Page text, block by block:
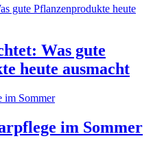
Was gute
heute ausmacht
im Sommer